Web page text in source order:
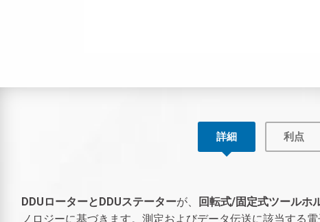
詳細 利点
DDUローターとDDUステーターが、 回転式/固定式ツールホ
ノロジーに基づきます。測定およびデータ伝送に該当する